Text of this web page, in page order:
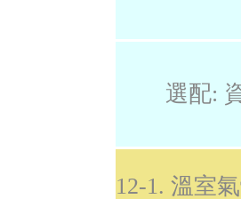
選配: 資
12-1. 溫室